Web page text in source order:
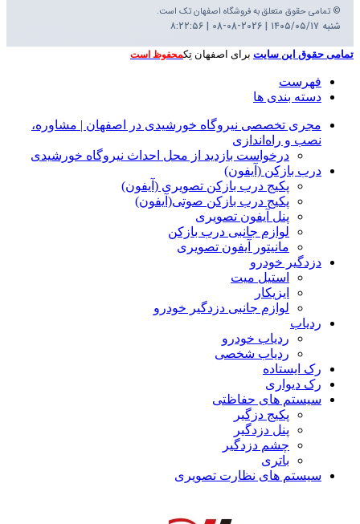
© تمامی حقوق متعلق به فروشگاه اصفهان تک است.
شنبه ۱۴۰۵/۰۵/۱۷ | 2026-08-08 | ۸:۲۲:۵۷
تمامی حقوق این سایت برای اصفهان تِکمحفوظ است
فهرست
دسته بندی ها
مجری تخصصی نیروگاه خورشیدی در اصفهان | مشاوره،
نصب و راه‌اندازی
درخواست بازدید از محل احداث نیروگاه خورشیدی
درب بازکن (آیفون)
پکیج درب بازکن تصویری (آیفون)
پکیج درب بازکن صوتی(آیفون)
پنل آیفون تصویری
لوازم جانبی درب بازکن
مانیتور آیفون تصویری
دزدگیر خودرو
استیل میت
ایزیکار
لوازم جانبی دزدگیر خودرو
ردیاب
ردیاب خودرو
ردیاب شخصی
رک ایستاده
رک دیواری
سیستم های حفاظتی
پکیج دزگیر
پنل دزدگیر
چشم دزدگیر
باتری
سیستم های نظارت تصویری